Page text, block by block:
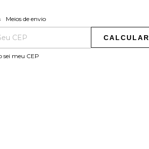
para o CEP:
Meios de envio
CALCULAR
sei meu CEP